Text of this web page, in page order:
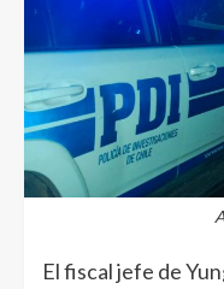
El fiscal jefe de